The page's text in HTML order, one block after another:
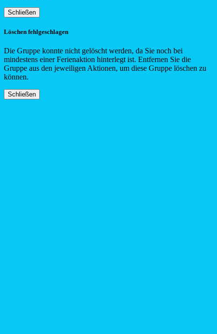
Schließen
Löschen fehlgeschlagen
Die Gruppe konnte nicht gelöscht werden, da Sie noch bei
mindestens einer Ferienaktion hinterlegt ist. Entfernen Sie die
Gruppe aus den jeweiligen Aktionen, um diese Gruppe löschen zu
können.
Schließen